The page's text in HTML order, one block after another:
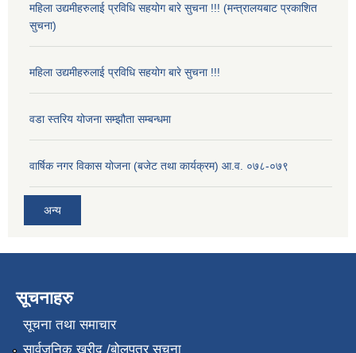
महिला उद्यमीहरुलाई प्रविधि सहयोग बारे सुचना !!! (मन्त्रालयबाट प्रकाशित
सुचना)
महिला उद्यमीहरुलाई प्रविधि सहयोग बारे सुचना !!!
वडा स्तरिय योजना सम्झौता सम्बन्धमा
वार्षिक नगर विकास योजना (बजेट तथा कार्यक्रम) आ.व. ०७८-०७९
अन्य
सूचनाहरु
सूचना तथा समाचार
सार्वजनिक खरीद /बोलपत्र सूचना